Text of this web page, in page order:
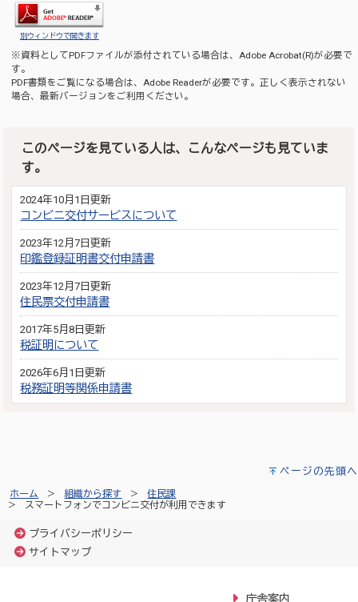
別ウィンドウで開きます
※資料としてPDFファイルが添付されている場合は、Adobe Acrobat(R)が必要で
す。
PDF書類をご覧になる場合は、Adobe Readerが必要です。正しく表示されない
場合、最新バージョンをご利用ください。
このページを見ている人は、こんなページも見ていま
す。
2024年10月1日更新
コンビニ交付サービスについて
2023年12月7日更新
印鑑登録証明書交付申請書
2023年12月7日更新
住民票交付申請書
2017年5月8日更新
税証明について
2026年6月1日更新
税務証明等関係申請書
ページの先頭へ
ホーム 組織から探す
住民課
スマートフォンでコンビニ交付が利用できます
プライバシーポリシー
サイトマップ